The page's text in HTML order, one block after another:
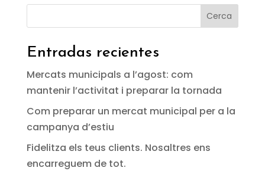
Cerca
Entradas recientes
Mercats municipals a l’agost: com
mantenir l’activitat i preparar la tornada
Com preparar un mercat municipal per a la
campanya d’estiu
Fidelitza els teus clients. Nosaltres ens
encarreguem de tot.